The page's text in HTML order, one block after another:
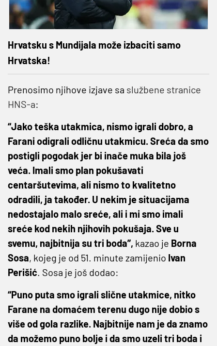
Hrvatsku s Mundijala može izbaciti samo
Hrvatska!
Prenosimo njihove izjave sa službene stranice
HNS-a:
“Jako teška utakmica, nismo igrali dobro, a
Farani odigrali odličnu utakmicu. Sreća da smo
postigli pogodak jer bi inače muka bila još
veća. Imali smo plan pokušavati
centaršutevima, ali nismo to kvalitetno
odradili, ja također. U nekim je situacijama
nedostajalo malo sreće, ali i mi smo imali
sreće kod nekih njihovih pokušaja. Sve u
svemu, najbitnija su tri boda”, kazao je Borna
Sosa, kojeg je od 51. minute zamijenio Ivan
Perišić. Sosa je još dodao:
“Puno puta smo igrali slične utakmice, nitko
Farane na domaćem terenu dugo nije dobio s
više od gola razlike. Najbitnije nam je da znamo
da možemo puno bolje i da smo uzeli tri boda i